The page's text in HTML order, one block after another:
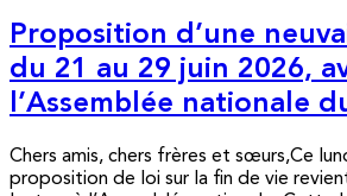
Proposition d’une
du 21 au 29 juin 2026,
l’Assemblée nationale
Chers amis, chers frères et sœurs,Ce
proposition de loi sur la fin de vie